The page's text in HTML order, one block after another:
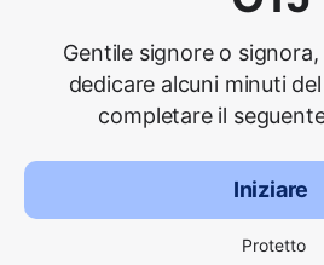
Gentile signore o
dedicare alcuni minuti
completare il
Iniziare
Protetto